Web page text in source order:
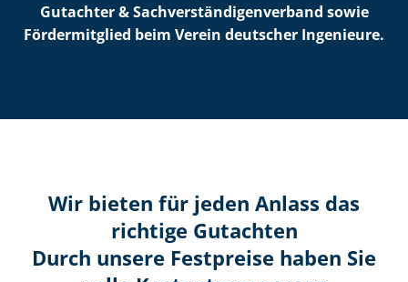
Gutachter & Sach­ver­stän­di­gen­ver­band sowie
Fördermitglied beim Verein deutscher Ingenieure.
Wir bieten für jeden Anlass das
richtige Gutachten
Durch unsere Festpreise haben Sie